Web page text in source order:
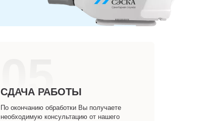
05
СДАЧА РАБОТЫ
По окончанию обработки Вы получаете
необходимую консультацию от нашего